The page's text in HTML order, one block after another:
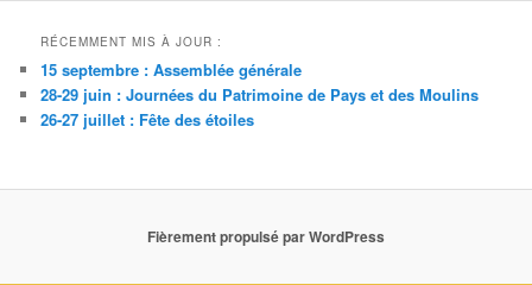
RÉCEMMENT MIS À JOUR :
15 septembre : Assemblée générale
28-29 juin : Journées du Patrimoine de Pays et des Moulins
26-27 juillet : Fête des étoiles
Fièrement propulsé par WordPress